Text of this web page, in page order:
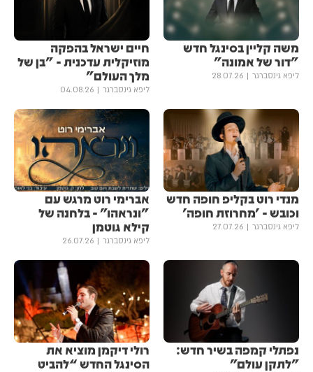
משה קליין בסינגל חדש
"דור של אמונה"
ליפא גינסברגר 28.07.26
חיים ישראל בהפקה
מוזיקלית עדכנית - "בן של
מלך העולם"
ליפא גינסברגר 04.08.26
מנדי רוט בקליפ חופה חדש
וכובש - 'מחרוזת חופה'
ליפא גינסברגר 27.07.26
אברימי רוט מרגש עם
"ונראהו” - בלחנה של
קילא גוטמן
ליפא גינסברגר 26.07.26
נפתלי קמפה בשיר חדש:
״לתקן עולם״
רולי דיקמן מוציא את
הסינגל החדש “להביט